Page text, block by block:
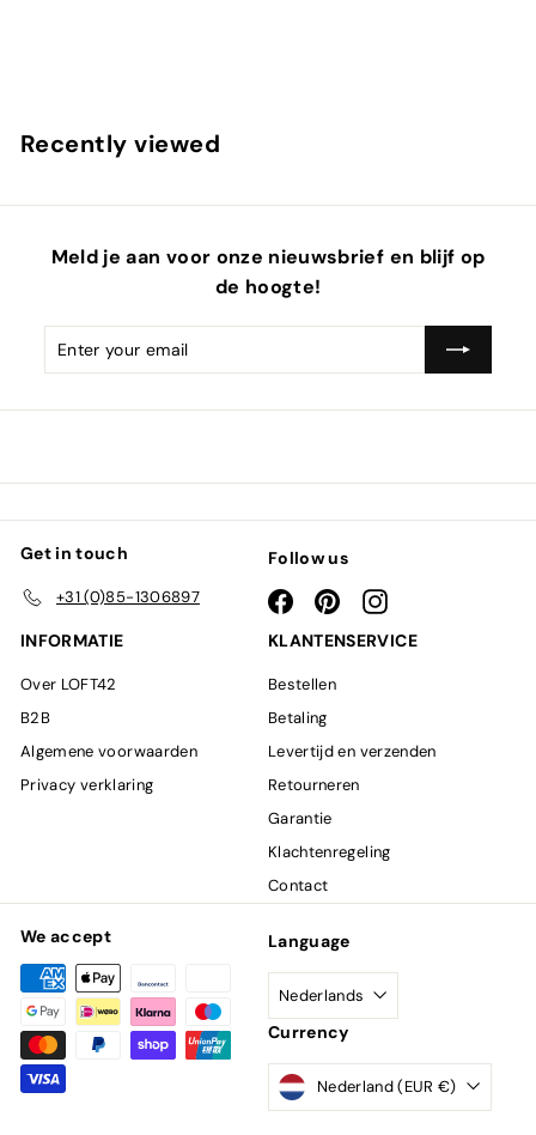
Recently viewed
Meld je aan voor onze nieuwsbrief en blijf op
de hoogte!
Enter
email
Subscribe
Get in touch
+31 (0)85-1306897
Follow us
FacebookPinterestInstagram
INFORMATIE
Over LOFT42
B2B
Algemene voorwaarden
Privacy verklaring
KLANTENSERVICE
Bestellen
Betaling
Levertijd en verzenden
Retourneren
Garantie
Klachtenregeling
Contact
We accept Language
Nederlands
Currency
Nederland (EUR €)